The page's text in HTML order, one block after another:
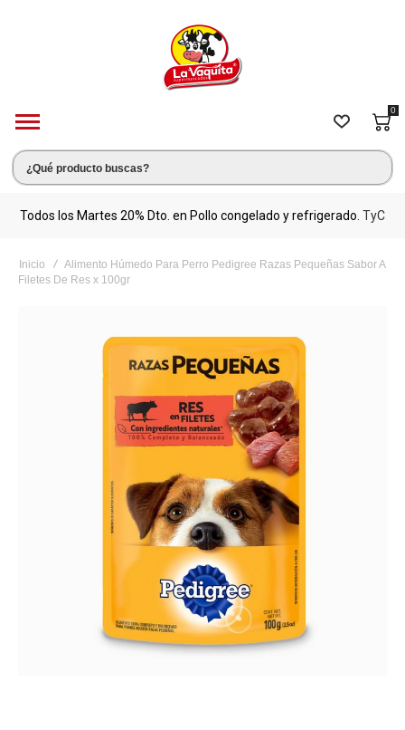
0
Todos los Martes 20% Dto. en Pollo congelado y refrigerado. TyC
Inicio
Alimento Húmedo Para Perro Pedigree Razas Pequeñas Sabor A
Filetes De Res x 100gr